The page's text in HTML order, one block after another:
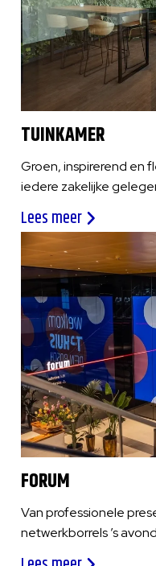
TUINKAMER
Groen, inspirerend en
iedere zakelijke
Lees meer
FORUM
Van professionele
netwerkborrels ’s